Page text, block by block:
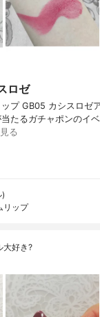
ロゼ
プ GB05 カシスロゼ
たるガチャポンのイ
る
リップ
大好き?